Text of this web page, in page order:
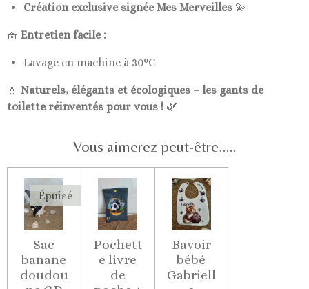
Création exclusive signée Mes Merveilles 💫
🧺 Entretien facile :
Lavage en machine à 30°C
💧 Naturels, élégants et écologiques – les gants de
toilette réinventés pour vous ! 🌿
Vous aimerez peut-être.....
Épuisé
Sac
banane
doudou
Pochett
e livre
de
Bavoir
bébé
Gabriell